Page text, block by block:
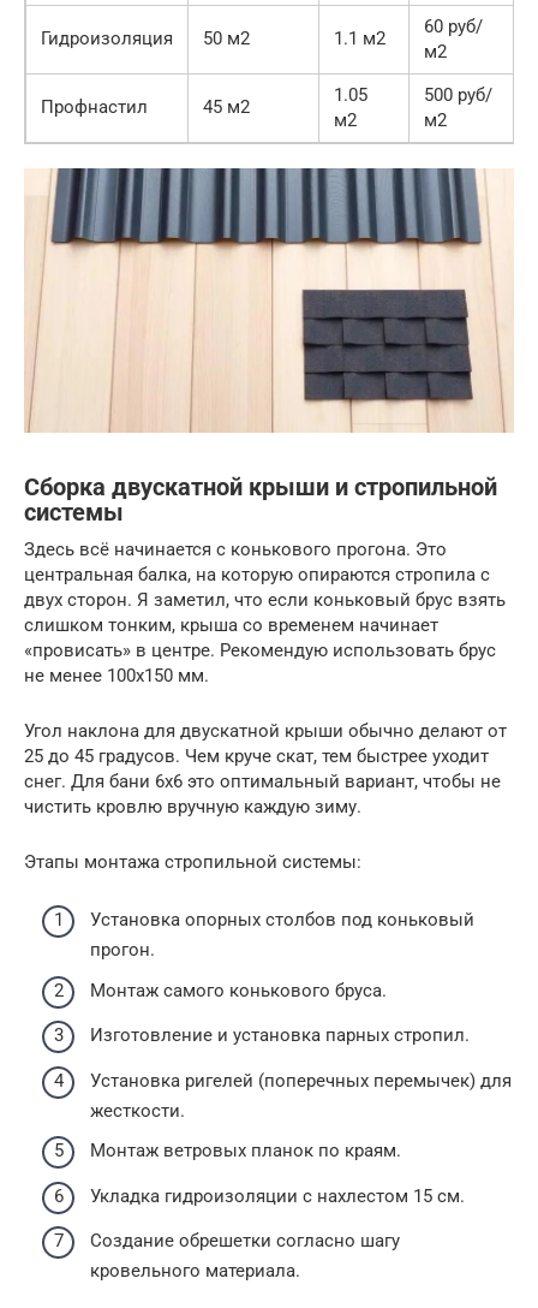
Гидроизоляция 50 м2 1.1 м2
60 руб/
м2
Профнастил 45 м2
1.05
м2
500 руб/
м2
Сборка двускатной крыши и стропильной
системы
Здесь всё начинается с конькового прогона. Это
центральная балка, на которую опираются стропила с
двух сторон. Я заметил, что если коньковый брус взять
слишком тонким, крыша со временем начинает
«провисать» в центре. Рекомендую использовать брус
не менее 100х150 мм.
Угол наклона для двускатной крыши обычно делают от
25 до 45 градусов. Чем круче скат, тем быстрее уходит
снег. Для бани 6х6 это оптимальный вариант, чтобы не
чистить кровлю вручную каждую зиму.
Этапы монтажа стропильной системы:
Установка опорных столбов под коньковый
прогон.
Монтаж самого конькового бруса.
Изготовление и установка парных стропил.
Установка ригелей (поперечных перемычек) для
жесткости.
Монтаж ветровых планок по краям.
Укладка гидроизоляции с нахлестом 15 см.
Создание обрешетки согласно шагу
кровельного материала.